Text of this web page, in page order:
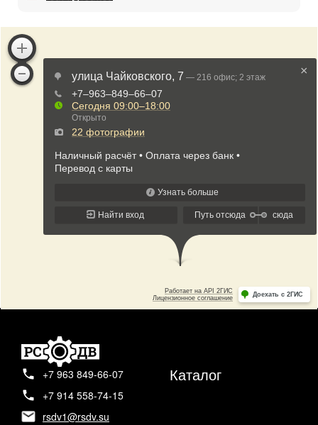
+7 963 849-66-07
+7 914 558-74-15
rsdv1@rsdv.su
Каталог